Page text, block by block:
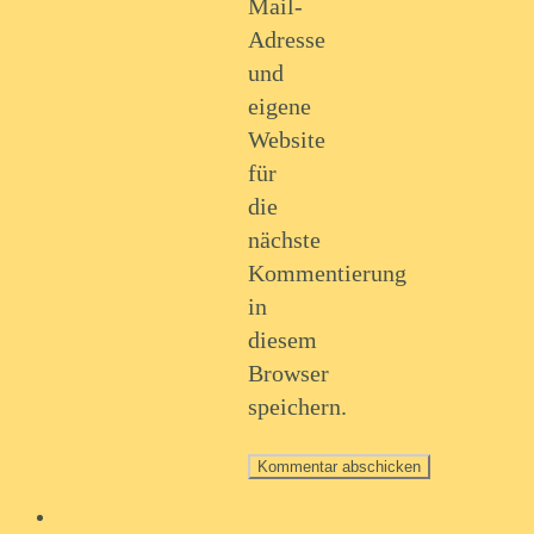
Mail-
Adresse
und
eigene
Website
für
die
nächste
Kommentierung
in
diesem
Browser
speichern.